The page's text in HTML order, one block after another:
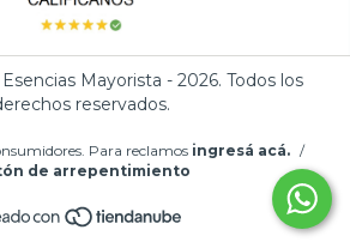
Mayorista - 2026. Todos los
reservados.
Para reclamos ingresá acá. /
de arrepentimiento